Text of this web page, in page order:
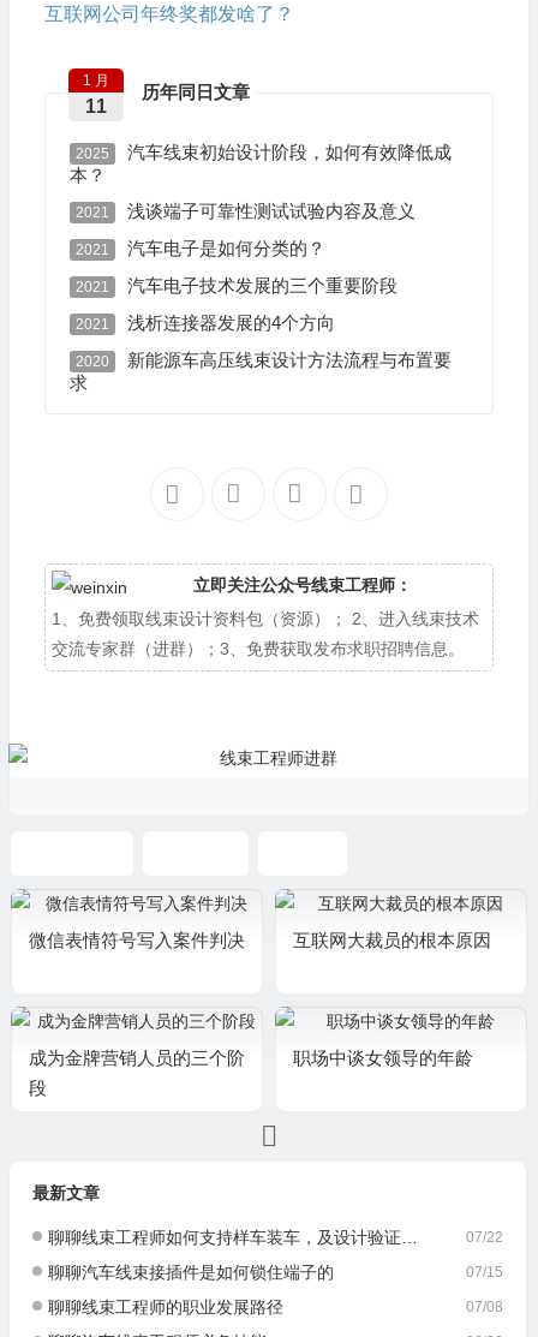
互联网公司年终奖都发啥了？
历年同日文章
1 月
11
2025
汽车线束初始设计阶段，如何有效降低成
本？
2021 浅谈端子可靠性测试试验内容及意义
2021 汽车电子是如何分类的？
2021 汽车电子技术发展的三个重要阶段
2021 浅析连接器发展的4个方向
2020
新能源车高压线束设计方法流程与布置要
求
立即关注公众号线束工程师：
1、免费领取线束设计资料包（资源）； 2、进入线束技术
交流专家群（进群）；3、免费获取发布求职招聘信息。
微信表情符号写入案件判决 互联网大裁员的根本原因
成为金牌营销人员的三个阶
段
职场中谈女领导的年龄
最新文章
07/22
聊聊线束工程师如何支持样车装车，及设计验证与优化
07/15
聊聊汽车线束接插件是如何锁住端子的
07/08
聊聊线束工程师的职业发展路径